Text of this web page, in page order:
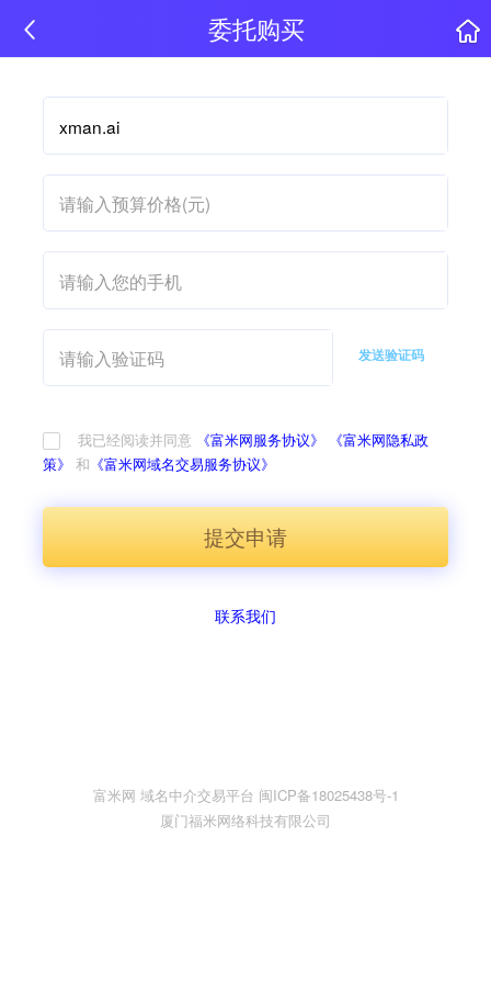
委托购买
发送验证码
我已经阅读并同意 《富米网服务协议》
《富米网隐私政
策》 和 《富米网域名交易服务协议》
提交申请
联系我们
富米网 域名中介交易平台 闽ICP备18025438号-1
厦门福米网络科技有限公司